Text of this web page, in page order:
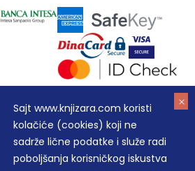
Sajt www.knjizara.com koristi
kolačiće (cookies) koji ne
sadrže lične podatke i služe radi
poboljšanja korisničkog iskustva
- MAKART DOO BEOGRAD
PIB: 105184104, MB: 20337524